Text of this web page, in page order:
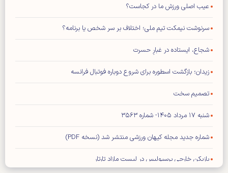
عیب اصلی ورزش ما در کجاست؟
سرنوشت نیمکت تیم ملی؛ اختلاف بر سر شخص یا برنامه؟
شجاع، ایستاده در غبارِ حسرت
زیدان؛ بازگشت اسطوره برای شروع دوباره فوتبال فرانسه
تصمیم سخت
شنبه ۱۷ مرداد ۱۴۰۵- شماره ۳۵۶۳
شماره جدید مجله کیهان ورزشی منتشر شد (نسخه PDF)
بازیکن خارجی پرسپولیس در لیست مازاد تارتار